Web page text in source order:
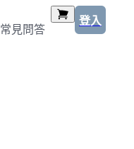
常見問答
登入